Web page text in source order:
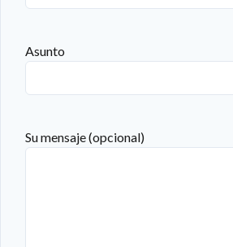
Asunto
Su mensaje (opcional)